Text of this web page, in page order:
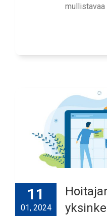
mullistavaa
11
01, 2024